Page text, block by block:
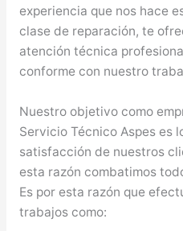
experiencia que nos hace
clase de reparación, te
atención técnica
conforme con nuestro
Nuestro objetivo como
Servicio Técnico Aspes es
satisfacción de nuestros
esta razón combatimos
Es por esta razón que
trabajos como: